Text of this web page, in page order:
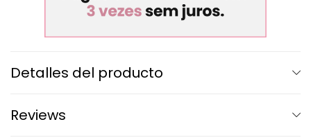
Detalles del producto
Reviews